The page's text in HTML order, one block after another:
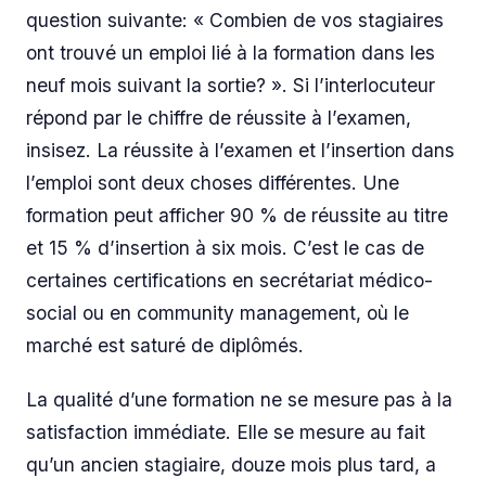
question suivante: « Combien de vos stagiaires
ont trouvé un emploi lié à la formation dans les
neuf mois suivant la sortie? ». Si l’interlocuteur
répond par le chiffre de réussite à l’examen,
insisez. La réussite à l’examen et l’insertion dans
l’emploi sont deux choses différentes. Une
formation peut afficher 90 % de réussite au titre
et 15 % d’insertion à six mois. C’est le cas de
certaines certifications en secrétariat médico-
social ou en community management, où le
marché est saturé de diplômés.
La qualité d’une formation ne se mesure pas à la
satisfaction immédiate. Elle se mesure au fait
qu’un ancien stagiaire, douze mois plus tard, a